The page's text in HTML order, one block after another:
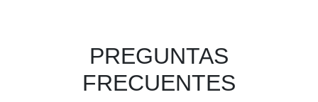
PREGUNTAS
FRECUENTES